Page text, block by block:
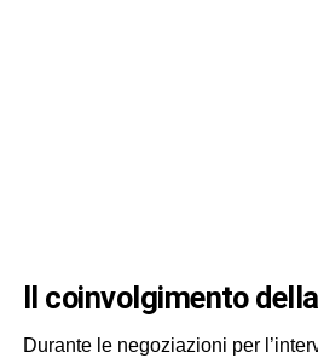
il coinvolgimento
Durante le negoziazioni per